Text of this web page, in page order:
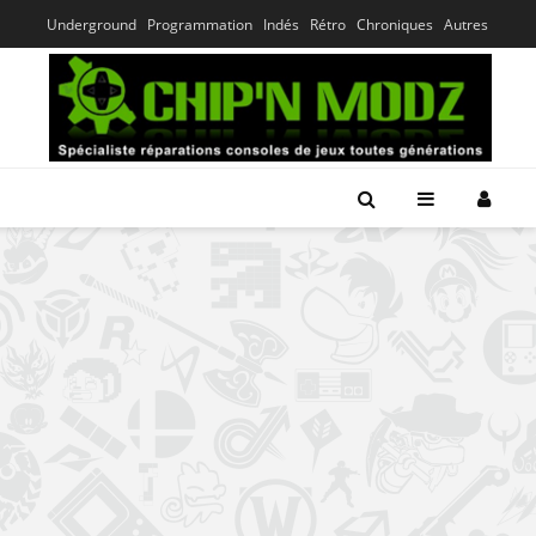
Underground Programmation Indés Rétro Chroniques Autres